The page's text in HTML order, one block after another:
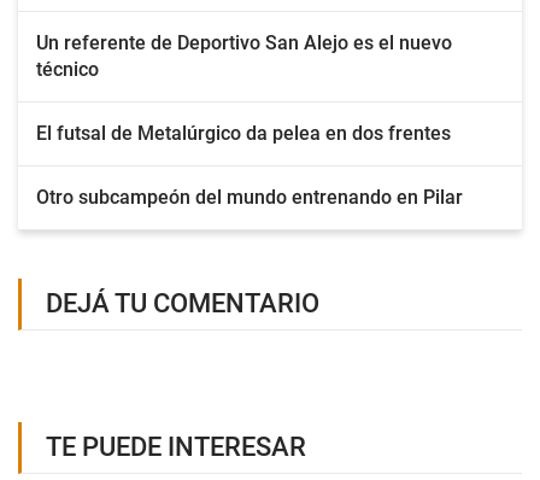
Un referente de Deportivo San Alejo es el nuevo
técnico
El futsal de Metalúrgico da pelea en dos frentes
Otro subcampeón del mundo entrenando en Pilar
DEJÁ TU COMENTARIO
TE PUEDE INTERESAR